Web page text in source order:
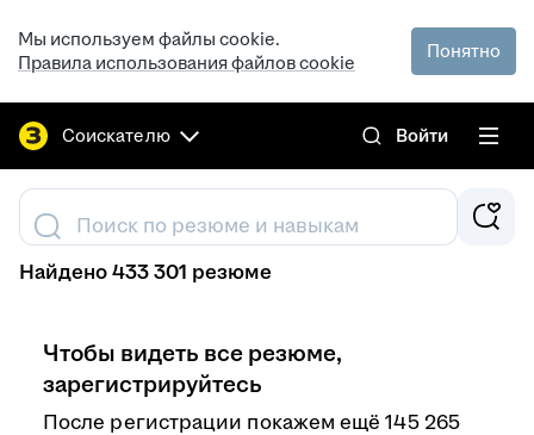
Мы используем файлы cookie.
Правила использования файлов cookie
Понятно
Соискателю Войти
Поиск по резюме и навыкам
Найдено 433 301 резюме
Чтобы видеть все резюме,
зарегистрируйтесь
После регистрации покажем ещё 145 265